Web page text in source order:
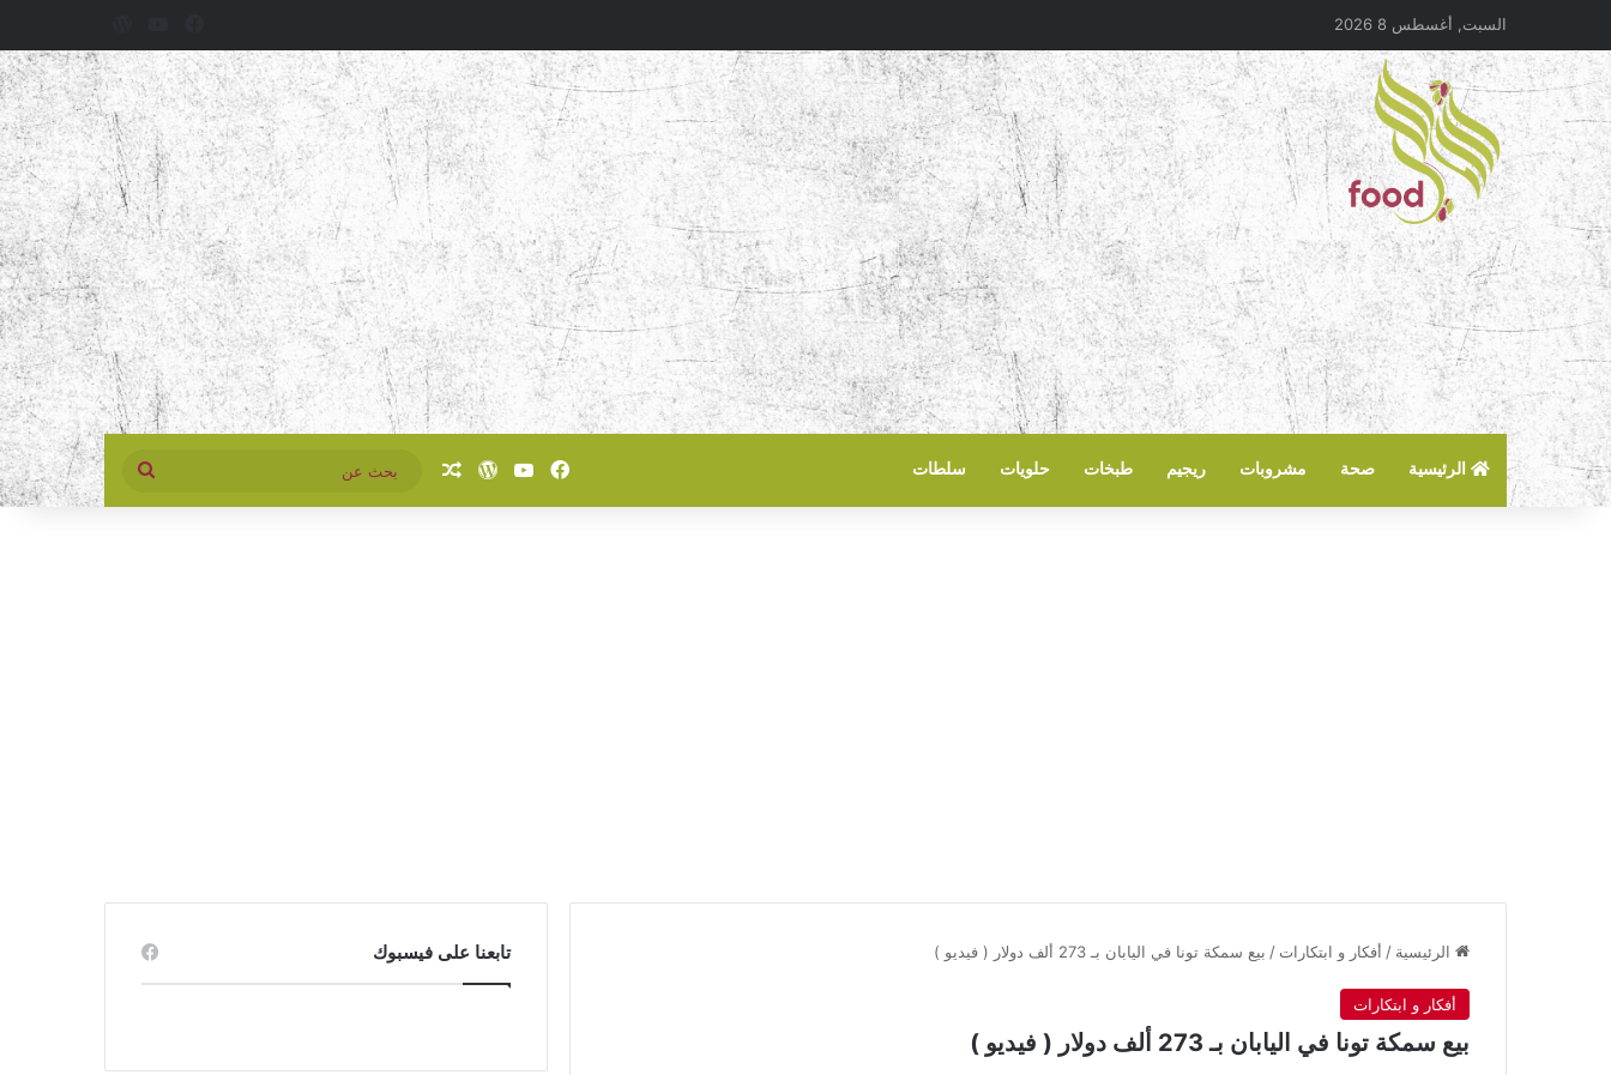
السبت, أغسطس 8 2026
الرئيسية صحة مشروبات ريجيم طبخات حلويات سلطات فيسبوك‫YouTube
‫WordPress
مقال عشوائي
بحث
عن
الرئيسية / أفكار و ابتكارات / بيع سمكة تونا في اليابان بـ 273 ألف دولار ( فيديو )
أفكار و ابتكارات
بيع سمكة تونا في اليابان بـ 273 ألف دولار ( فيديو )
تابعنا على فيسبوك